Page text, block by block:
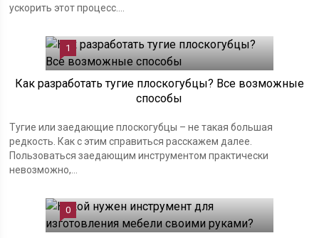
ускорить этот процесс....
1
Как разработать тугие плоскогубцы? Все возможные
способы
Тугие или заедающие плоскогубцы – не такая большая
редкость. Как с этим справиться расскажем далее.
Пользоваться заедающим инструментом практически
невозможно,...
0